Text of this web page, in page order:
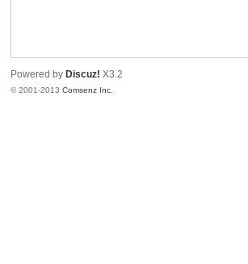
Powered by Discuz! X3.2
© 2001-2013Comsenz Inc.